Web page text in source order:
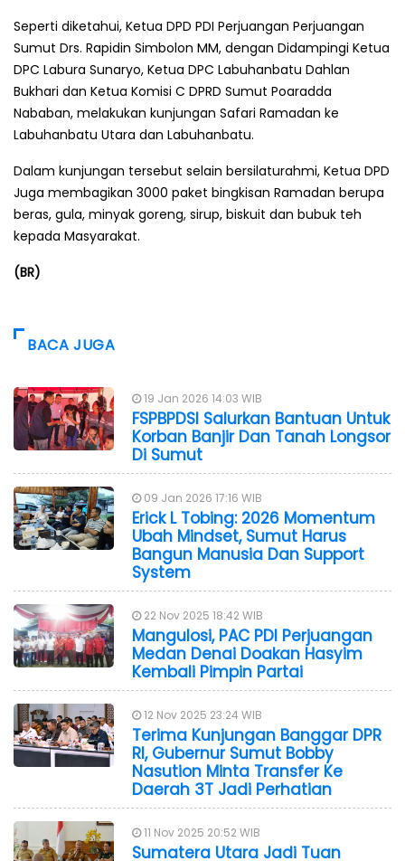
Seperti diketahui, Ketua DPD PDI Perjuangan Perjuangan
Sumut Drs. Rapidin Simbolon MM, dengan Didampingi Ketua
DPC Labura Sunaryo, Ketua DPC Labuhanbatu Dahlan
Bukhari dan Ketua Komisi C DPRD Sumut Poaradda
Nababan, melakukan kunjungan Safari Ramadan ke
Labuhanbatu Utara dan Labuhanbatu.
Dalam kunjungan tersebut selain bersilaturahmi, Ketua DPD
Juga membagikan 3000 paket bingkisan Ramadan berupa
beras, gula, minyak goreng, sirup, biskuit dan bubuk teh
kepada Masyarakat.
(BR)
BACA JUGA
19 Jan 2026 14:03 WIB
FSPBPDSI Salurkan Bantuan Untuk
Korban Banjir Dan Tanah Longsor
Di Sumut
09 Jan 2026 17:16 WIB
Erick L Tobing: 2026 Momentum
Ubah Mindset, Sumut Harus
Bangun Manusia Dan Support
System
22 Nov 2025 18:42 WIB
Mangulosi, PAC PDI Perjuangan
Medan Denai Doakan Hasyim
Kembali Pimpin Partai
12 Nov 2025 23:24 WIB
Terima Kunjungan Banggar DPR
RI, Gubernur Sumut Bobby
Nasution Minta Transfer Ke
Daerah 3T Jadi Perhatian
11 Nov 2025 20:52 WIB
Sumatera Utara Jadi Tuan